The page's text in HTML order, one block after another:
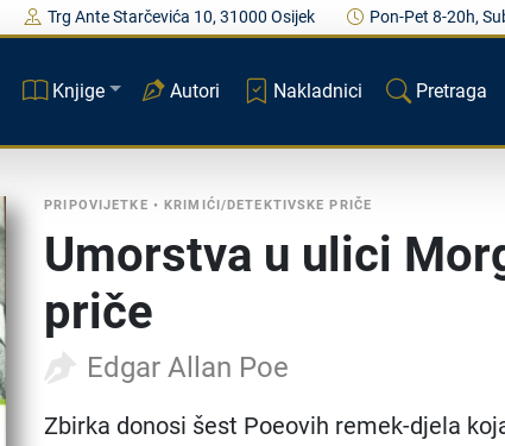
Trg Ante Starčevića 10, 31000 Osijek Pon-Pet 8-20h,
Knjige Autori Nakladnici Pretraga
PRIPOVIJETKE •KRIMIĆI/DETEKTIVSKE PRIČE
Umorstva u ulici
priče
Edgar Allan Poe
Zbirka donosi šest Poeovih remek-djela